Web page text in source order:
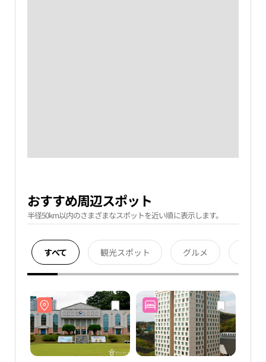
おすすめ周辺スポット
半径50km以内のさまざまなスポットを近い順に表示します。
すべて 観光スポット グルメ